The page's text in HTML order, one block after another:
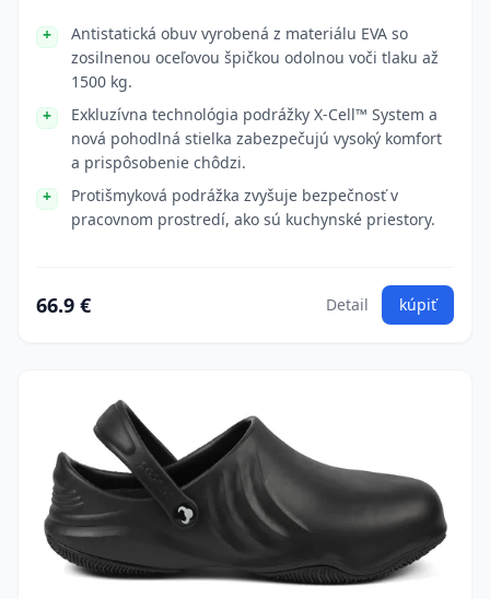
Antistatická obuv vyrobená z materiálu EVA so
zosilnenou oceľovou špičkou odolnou voči tlaku až
1500 kg.
Exkluzívna technológia podrážky X-Cell™ System a
nová pohodlná stielka zabezpečujú vysoký komfort
a prispôsobenie chôdzi.
Protišmyková podrážka zvyšuje bezpečnosť v
pracovnom prostredí, ako sú kuchynské priestory.
66.9 € Detail kúpiť